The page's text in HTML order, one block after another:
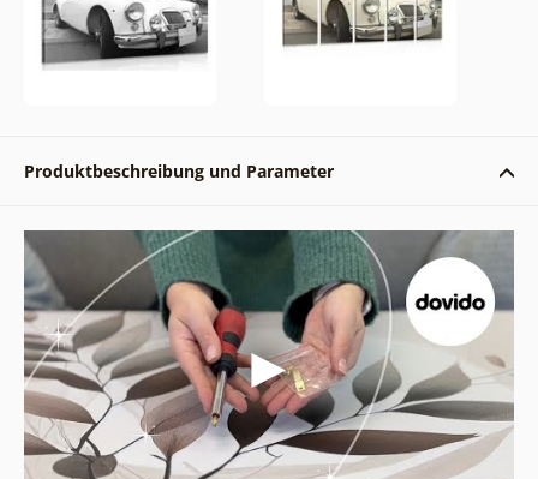
Produktbeschreibung und Parameter